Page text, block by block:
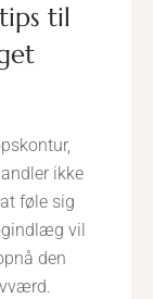
ikke
føle sig
vil
den